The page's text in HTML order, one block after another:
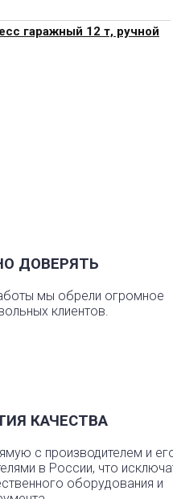
гаражный 12 т, ручной
ДОВЕРЯТЬ
мы обрели огромное
клиентов.
КАЧЕСТВА
с производителем и
в России, что
оборудования и